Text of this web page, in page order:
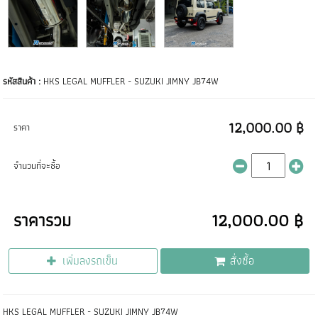
รหัสสินค้า : HKS LEGAL MUFFLER - SUZUKI JIMNY JB74W
ราคา 12,000.00 ฿
จำนวนที่จะซื้อ
ราคารวม 12,000.00 ฿
เพิ่มลงรถเข็น สั่งซื้อ
HKS LEGAL MUFFLER - SUZUKI JIMNY JB74W